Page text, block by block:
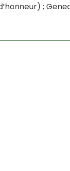
;